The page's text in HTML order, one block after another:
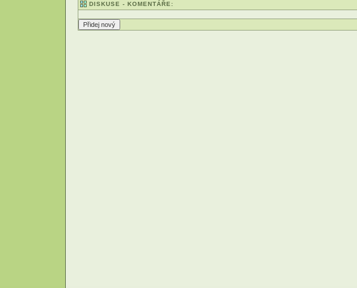
DISKUSE - KOMENTÁŘE: